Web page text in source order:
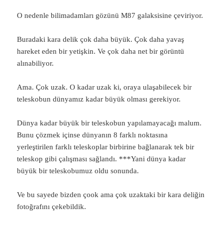
O nedenle bilimadamları gözünü M87 galaksisine çeviriyor.
Buradaki kara delik çok daha büyük. Çok daha yavaş
hareket eden bir yetişkin. Ve çok daha net bir görüntü
alınabiliyor.
Ama. Çok uzak. O kadar uzak ki, oraya ulaşabilecek bir
teleskobun dünyamız kadar büyük olması gerekiyor.
Dünya kadar büyük bir teleskobun yapılamayacağı malum.
Bunu çözmek içinse dünyanın 8 farklı noktasına
yerleştirilen farklı teleskoplar birbirine bağlanarak tek bir
teleskop gibi çalışması sağlandı. ***Yani dünya kadar
büyük bir teleskobumuz oldu sonunda.
Ve bu sayede bizden çook ama çok uzaktaki bir kara deliğin
fotoğrafını çekebildik.